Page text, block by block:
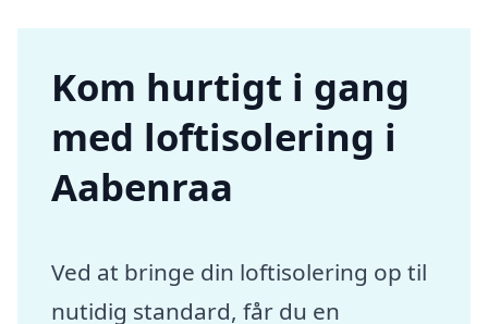
Kom hurtigt i gang
med loftisolering i
Aabenraa
Ved at bringe din loftisolering op til
nutidig standard, får du en